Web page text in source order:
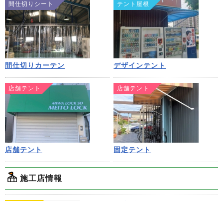
間仕切りシート
間仕切りカーテン
テント屋根
デザインテント
店舗テント
店舗テント
店舗テント
固定テント
施工店情報